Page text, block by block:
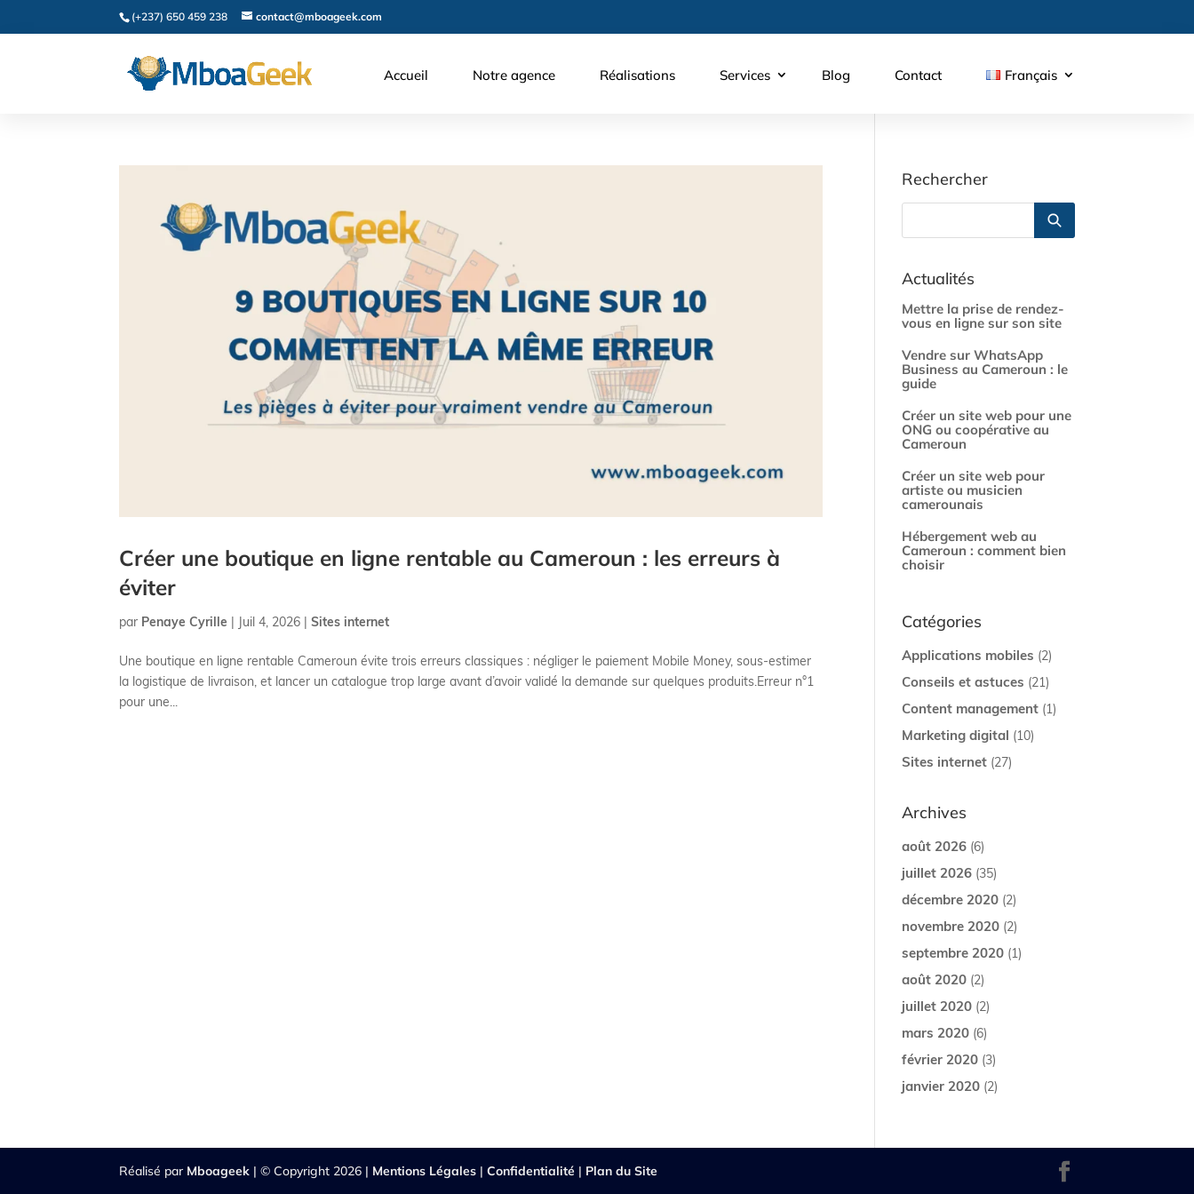
(+237) 650 459 238 contact@mboageek.com
Accueil Notre agence Réalisations Services Blog Contact Français
Créer une boutique en ligne rentable au Cameroun : les erreurs à
éviter
par Penaye Cyrille | Juil 4, 2026 |Sites internet
Une boutique en ligne rentable Cameroun évite trois erreurs classiques : négliger le paiement Mobile Money, sous-estimer
la logistique de livraison, et lancer un catalogue trop large avant d’avoir validé la demande sur quelques produits.Erreur n°1
pour une...
Rechercher
Actualités
Mettre la prise de rendez-
vous en ligne sur son site
Vendre sur WhatsApp
Business au Cameroun : le
guide
Créer un site web pour une
ONG ou coopérative au
Cameroun
Créer un site web pour
artiste ou musicien
camerounais
Hébergement web au
Cameroun : comment bien
choisir
Catégories
Applications mobiles (2)
Conseils et astuces (21)
Content management (1)
Marketing digital (10)
Sites internet (27)
Archives
août 2026 (6)
juillet 2026 (35)
décembre 2020 (2)
novembre 2020 (2)
septembre 2020 (1)
août 2020 (2)
juillet 2020 (2)
mars 2020 (6)
février 2020 (3)
janvier 2020 (2)
Réalisé par Mboageek | © Copyright 2026 | Mentions Légales |Confidentialité | Plan du Site